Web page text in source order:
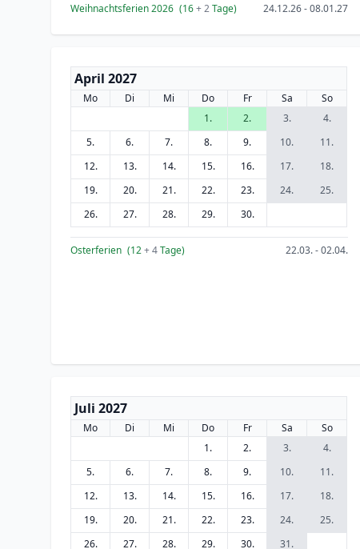
Weihnachtsferien 2026 (16+ 2Tage) 24.12.26 - 08.01.27
April 2027
Mo Di Mi Do Fr Sa
So
1.
2. 3.
4.
5.
6. 7. 8. 9. 10.
11.
12.
13. 14. 15. 16. 17.
18.
19.
20. 21. 22. 23. 24.
25.
26.
27. 28. 29. 30.
Osterferien (12+ 4Tage) 22.03. - 02.04.
Juli 2027
Mo Di Mi Do Fr Sa
So
1.
2. 3.
4.
5.
6. 7. 8. 9. 10.
11.
12.
13. 14. 15. 16. 17.
18.
19.
20. 21. 22. 23. 24.
25.
26.
27. 28. 29. 30. 31.